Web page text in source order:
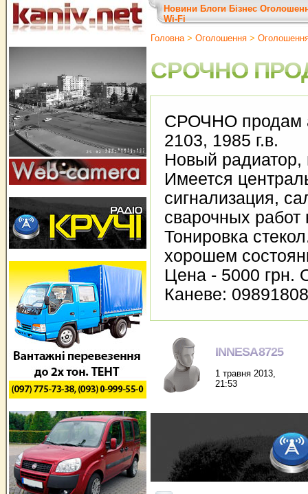
Новини Блоги Бізнес
Wi-Fi
Головна> Оголошення >
СРОЧНО
СРОЧНО продам
2103, 1985 г.в.
Новый радиатор,
Имеется
сигнализация,
сварочных работ
Тонировка
хорошем
Цена - 5000 грн.
Каневе:
INNESA8725
1 травня 2013,
21:53